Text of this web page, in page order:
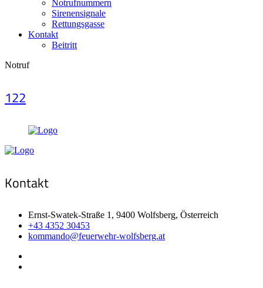
Notrufnummern
Sirenensignale
Rettungsgasse
Kontakt
Beitritt
Notruf
122
Kontakt
Ernst-Swatek-Straße 1, 9400 Wolfsberg, Österreich
+43 4352 30453
kommando@feuerwehr-wolfsberg.at